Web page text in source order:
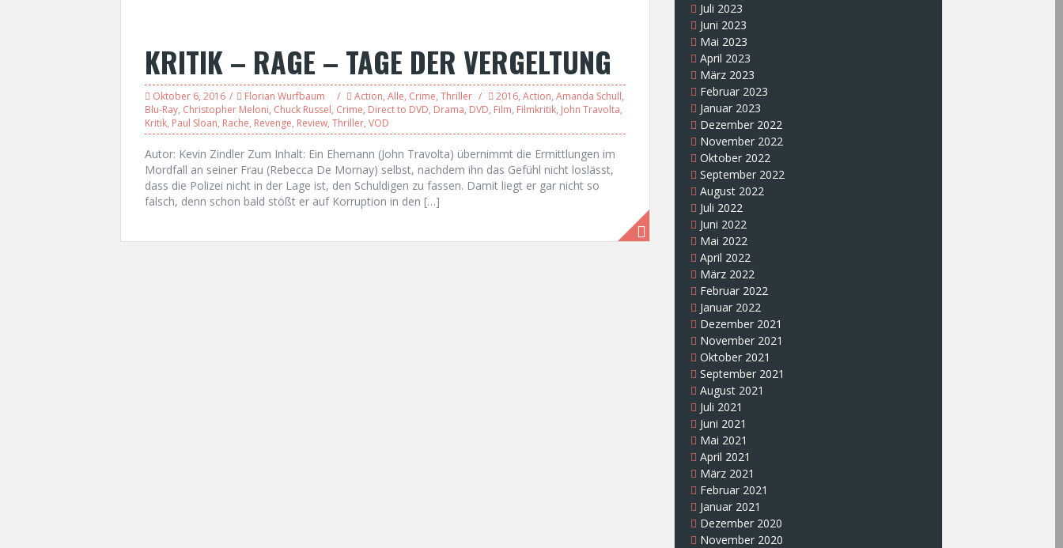
KRITIK – RAGE – TAGE DER VERGELTUNG
Oktober 6, 2016 Florian Wurfbaum Action, Alle, Crime, Thriller 2016, Action, Amanda Schull,
Blu-Ray, Christopher Meloni, Chuck Russel, Crime, Direct to DVD, Drama, DVD, Film, Filmkritik, John Travolta,
Kritik, Paul Sloan, Rache, Revenge, Review, Thriller, VOD
Autor: Kevin Zindler Zum Inhalt: Ein Ehemann (John Travolta) übernimmt die Ermittlungen im
Mordfall an seiner Frau (Rebecca De Mornay) selbst, nachdem ihn das Gefühl nicht loslässt,
dass die Polizei nicht in der Lage ist, den Schuldigen zu fassen. Damit liegt er gar nicht so
falsch, denn schon bald stößt er auf Korruption in den […]
Juli 2023
Juni 2023
Mai 2023
April 2023
März 2023
Februar 2023
Januar 2023
Dezember 2022
November 2022
Oktober 2022
September 2022
August 2022
Juli 2022
Juni 2022
Mai 2022
April 2022
März 2022
Februar 2022
Januar 2022
Dezember 2021
November 2021
Oktober 2021
September 2021
August 2021
Juli 2021
Juni 2021
Mai 2021
April 2021
März 2021
Februar 2021
Januar 2021
Dezember 2020
November 2020